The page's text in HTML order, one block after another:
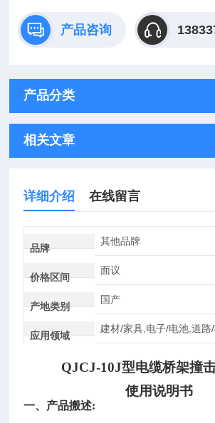
产品咨询
产品分类
相关文章
详细介绍 在线留言
品牌
其他品牌
价格区间
面议
产地类别
国产
应用领域
建材/家具,电子/电池,道路
QJCJ-10J型电缆桥架撞
使用说明书
一、产品搬述: